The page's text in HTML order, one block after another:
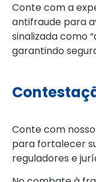
Conte com a
antifraude para
sinalizada como
garantindo
Conte com
para fortalecer
reguladores e